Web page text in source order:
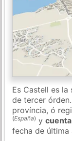
Es Castell es
de tercer
província, ó
(España) y
fecha de última